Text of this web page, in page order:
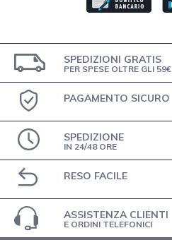
SPEDIZIONI GRATIS
PER SPESE OLTRE GLI 59€
PAGAMENTO SICURO
SPEDIZIONE
IN 24/48 ORE
RESO FACILE
ASSISTENZA CLIENTI
E ORDINI TELEFONICI